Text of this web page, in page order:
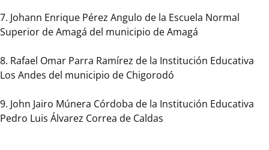
7. Johann Enrique Pérez Angulo de la Escuela Normal
Superior de Amagá del municipio de Amagá
8. Rafael Omar Parra Ramírez de la Institución Educativa
Los Andes del municipio de Chigorodó
9. John Jairo Múnera Córdoba de la Institución Educativa
Pedro Luis Álvarez Correa de Caldas
de
Antioquia
la
celebración
los
Premios